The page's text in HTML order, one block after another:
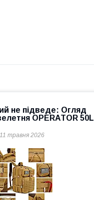
не підведе: Огляд
OPERATOR 50L
11 травня 2026